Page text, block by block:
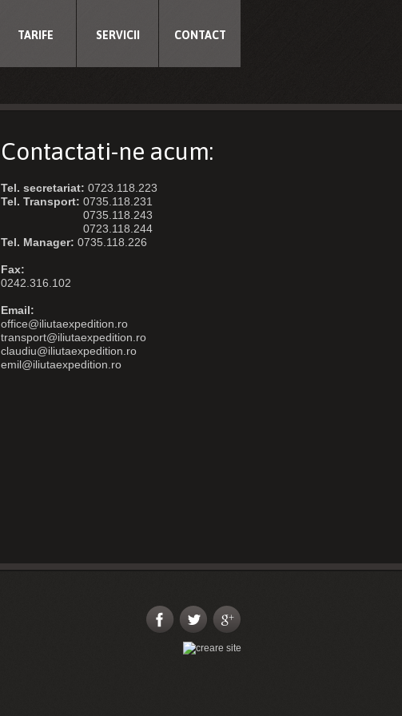
TARIFE SERVICII CONTACT
Contactati-ne acum:
Tel. secretariat: 0723.118.223
Tel. Transport: 0735.118.231
0735.118.243
0723.118.244
Tel. Manager: 0735.118.226
Fax:
0242.316.102
Email:
office@iliutaexpedition.ro
transport@iliutaexpedition.ro
claudiu@iliutaexpedition.ro
emil@iliutaexpedition.ro